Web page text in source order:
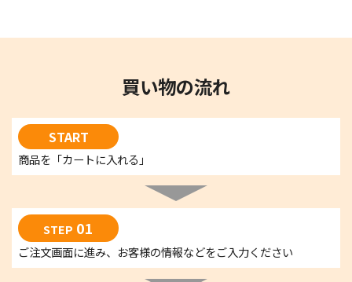
買い物の流れ
START
商品を「カートに入れる」
STEP 01
ご注文画面に進み、お客様の情報などをご入力ください